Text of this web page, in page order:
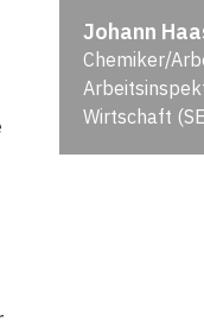
Johann
Chemiker/
Wirtschaft